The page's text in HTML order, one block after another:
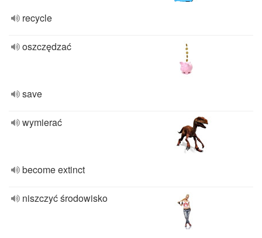
recycle
oszczędzać
save
wymierać
become extinct
niszczyć środowisko